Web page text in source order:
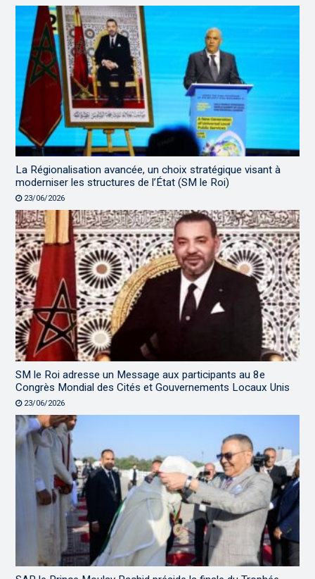
La Régionalisation avancée, un choix stratégique visant à
moderniser les structures de l’État (SM le Roi)
23/06/2026
SM le Roi adresse un Message aux participants au 8e
Congrès Mondial des Cités et Gouvernements Locaux Unis
23/06/2026